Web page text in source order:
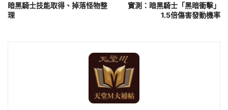
暗黑騎士技能取得、掉落怪物整
理
實測：暗黑騎士「黑暗衝擊」
1.5倍傷害發動機率